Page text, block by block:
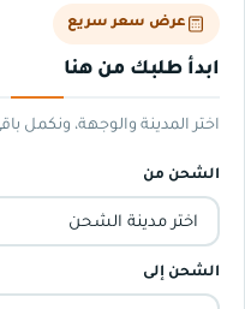
عرض سعر سريع
ابدأ طلبك من هنا
اختر المدينة والوجهة، ونكمل
الشحن من
الشحن إلى